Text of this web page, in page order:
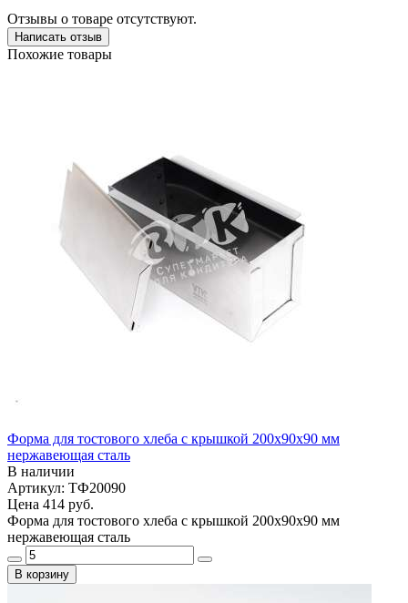
Отзывы о товаре отсутствуют.
Написать отзыв
Похожие товары
Форма для тостового хлеба с крышкой 200х90х90 мм
нержавеющая сталь
В наличии
Артикул: ТФ20090
Цена 414 руб.
Форма для тостового хлеба с крышкой 200х90х90 мм
нержавеющая сталь
В корзину